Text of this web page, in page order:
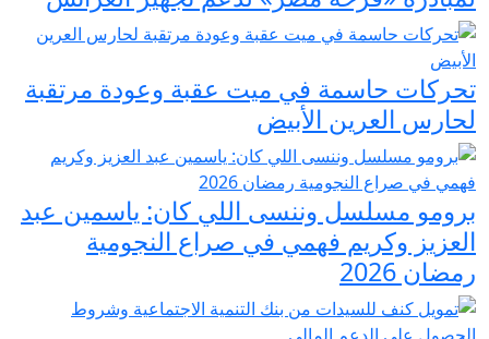
تحركات حاسمة في ميت عقبة وعودة مرتقبة
لحارس العرين الأبيض
برومو مسلسل وننسى اللي كان: ياسمين عبد
العزيز وكريم فهمي في صراع النجومية
رمضان 2026